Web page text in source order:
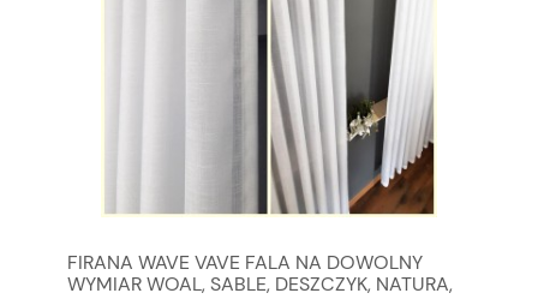
FIRANA WAVE VAVE FALA NA DOWOLNY
WYMIAR WOAL, SABLE, DESZCZYK, NATURA,